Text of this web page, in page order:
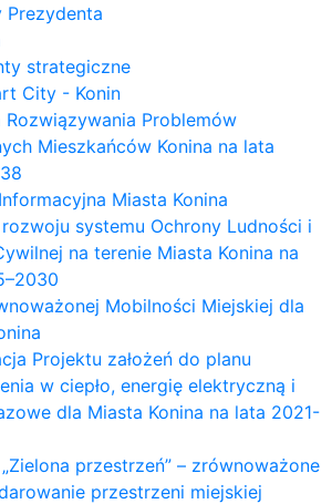
Prezydenta
strategiczne
City - Konin
Rozwiązywania Problemów
Mieszkańców Konina na lata
Miasta Konina
systemu Ochrony Ludności i
na terenie Miasta Konina na
Mobilności Miejskiej dla
Projektu założeń do planu
w ciepło, energię elektryczną i
dla Miasta Konina na lata 2021-
przestrzeń” – zrównoważone
przestrzeni miejskiej